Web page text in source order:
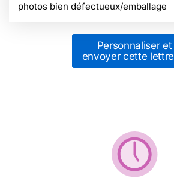
photos bien défectueux/emballage
Personnaliser et
envoyer cette lettre